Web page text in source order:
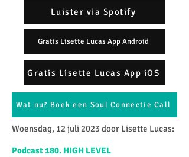
Luister via Spotify
Gratis Lisette Lucas App Android
Gratis Lisette Lucas App iOS
Wat nu? Boek een Soul Connectie Call
Woensdag, 12 juli 2023 door Lisette Lucas:​
Podcast 180. HIGH LEVEL